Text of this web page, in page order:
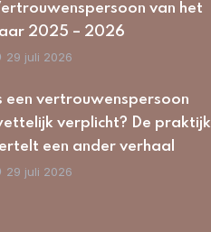
van het
2025 – 2026
29 juli 2026
een vertrouwenspersoon
verplicht? De praktijk
een ander verhaal
29 juli 2026